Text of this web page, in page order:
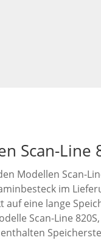
Scan-Line
Modellen Scan-
im
auf eine lange
Scan-Line